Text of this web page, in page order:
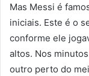
Mas Messi é
iniciais. Este é o
conforme ele
altos. Nos
outro perto do